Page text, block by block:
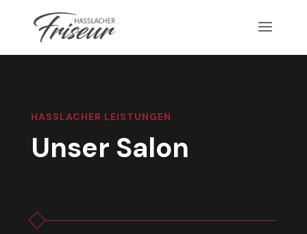
HASSLACHER LEISTUNGEN
Unser Salon